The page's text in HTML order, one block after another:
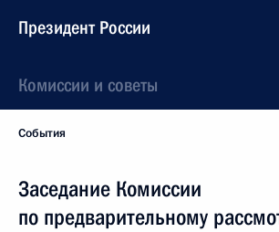
Президент России
Комиссии и советы
События
Заседание Комиссии
по предварительному